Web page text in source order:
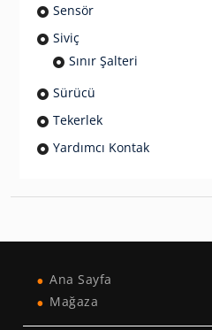
Sensör
Siviç
Sınır Şalteri
Sürücü
Tekerlek
Yardımcı Kontak
Ana Sayfa
Mağaza